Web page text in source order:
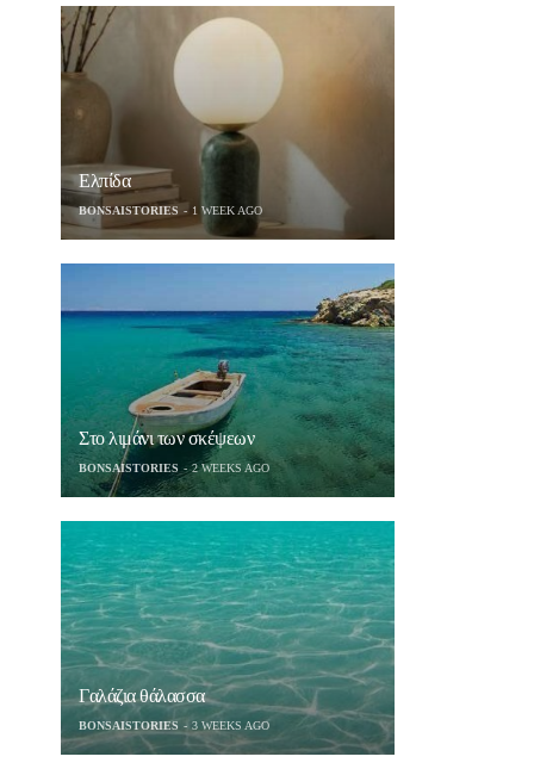
Ελπίδα
BONSAISTORIES 1 WEEK AGO
Στο λιμάνι των σκέψεων
BONSAISTORIES 2 WEEKS AGO
Γαλάζια θάλασσα
BONSAISTORIES 3 WEEKS AGO